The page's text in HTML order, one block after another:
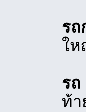
รถ
ใ
รถ
ท้